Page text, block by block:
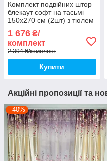
Комплект подвійних штор
блекаут софт на тасьмі
150х270 см (2шт) з тюлем
шифон 400х270 см Колір
Рожевий
1 676 ₴/
комплект
2 394 ₴/комплект
Купити
Акційні пропозиції та
–40%